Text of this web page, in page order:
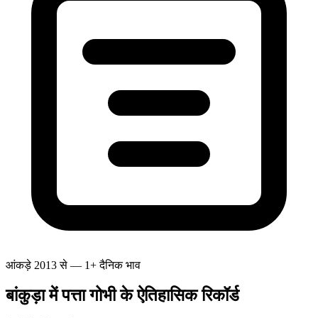
आंकड़े 2013 से — 1+ दैनिक भाव
बांकुड़ा में पत्ता गोभी के ऐतिहासिक रिकॉर्ड